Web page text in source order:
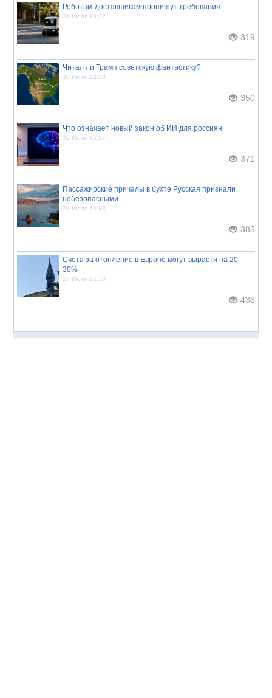
Роботам-доставщикам пропишут требования
31 Июля 18:32
319
Читал ли Трамп советскую фантастику?
30 Июля 12:20
350
Что означает новый закон об ИИ для россиян
29 Июля 15:27
371
Пассажирские причалы в бухте Русская признали
небезопасными
28 Июля 18:43
385
Счета за отопление в Европе могут вырасти на 20–
30%
27 Июля 21:50
436